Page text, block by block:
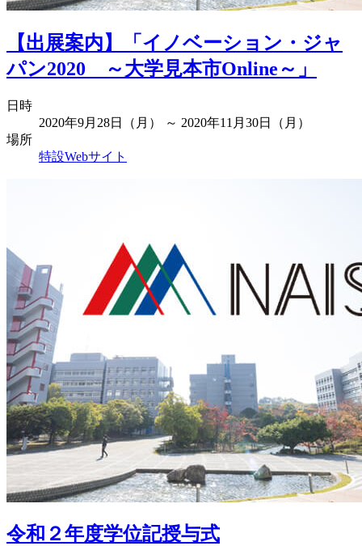
【出展案内】「イノベーション・ジャ
パン2020 ～大学見本市Online～」
日時
2020年9月28日（月） ～ 2020年11月30日（月）
場所
特設Webサイト
令和２年度学位記授与式